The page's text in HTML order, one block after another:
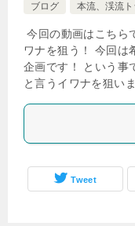
ブログ
本流、渓流ト
今回の動画はこちら
ワナを狙う！ 今回は
企画です！ という事
と言うイワナを狙い
Tweet